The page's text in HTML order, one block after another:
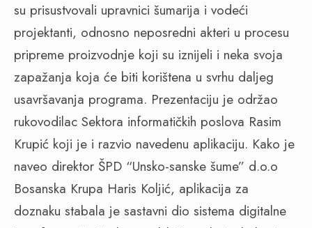
su prisustvovali upravnici šumarija i vodeći
projektanti, odnosno neposredni akteri u procesu
pripreme proizvodnje koji su iznijeli i neka svoja
zapažanja koja će biti korištena u svrhu daljeg
usavršavanja programa. Prezentaciju je održao
rukovodilac Sektora informatičkih poslova Rasim
Krupić koji je i razvio navedenu aplikaciju. Kako je
naveo direktor ŠPD “Unsko-sanske šume” d.o.o
Bosanska Krupa Haris Koljić, aplikacija za
doznaku stabala je sastavni dio sistema digitalne